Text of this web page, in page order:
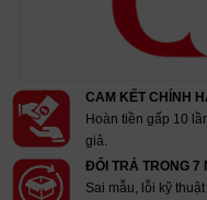
CAM KẾT CHÍNH
Hoàn tiền gấp 10
giả.
ĐỔI TRẢ TRONG 7
Sai mẫu, lỗi kỹ